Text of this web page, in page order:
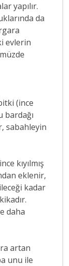
yapılır.
da
evlerin
(ince
bardağı
sabahleyin
kıyılmış
eklenir,
kadar
daha
artan
unu ile